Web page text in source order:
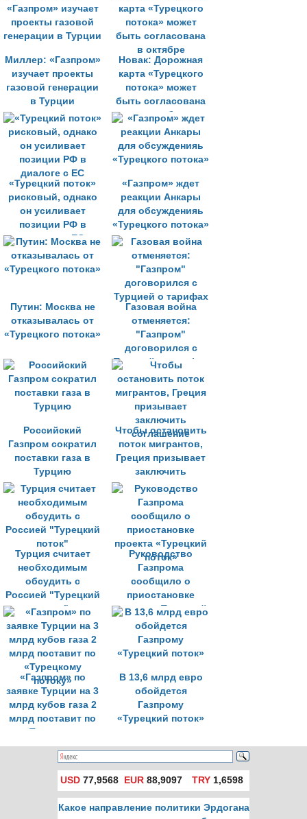
Миллер: «Газпром»
изучает проекты
газовой генерации
в Турции
Новак: Дорожная
карта «Турецкого
потока» может
быть согласована
в октябре
«Турецкий поток»
рисковый, однако
он усиливает
позиции РФ в
диалоге с ЕС
«Газпром» ждет
реакции Анкары
для обсужденияь
«Турецкого потока»
Путин: Москва не
отказывалась от
«Турецкого потока»
Газовая война
отменяется:
"Газпром"
договорился с
Турцией о тарифах
Российский
Газпром сократил
поставки газа в
Турцию
Чтобы остановить
поток мигрантов,
Греция призывает
заключить
соглашение
Турция считает
необходимым
обсудить с
Россией "Турецкий
поток"
Руководство
Газпрома
сообщило о
приостановке
проекта «Турецкий
поток»
«Газпром» по
заявке Турции на 3
млрд кубов газа 2
млрд поставит по
«Турецкому
потоку»
В 13,6 млрд евро
обойдется
Газпрому
«Турецкий поток»
USD 77,9568 EUR 88,9097 TRY1,6598
Какое направление политики Эрдогана